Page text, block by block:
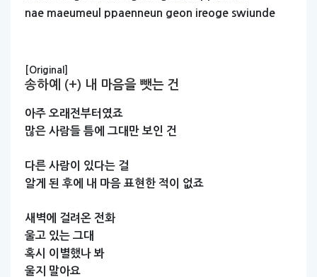
nae maeumeul ppaenneun geon ireoge swiunde
[Original]
송하예 (+) 내 마음을 뺏는 건
아주 오래전부터였죠
많은 사람들 틈에 그대만 보인 건
다른 사람이 있다는 걸
알게 된 후에 내 마음 표현한 적이 없죠
새벽에 걸려온 전화
울고 있는 그대
혹시
이별했나 봐
울지 말아요